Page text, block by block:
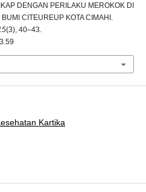
DENGAN PERILAKU MEROKOK DI
CITEUREUP KOTA CIMAHI.
(3), 40–43.
Kartika